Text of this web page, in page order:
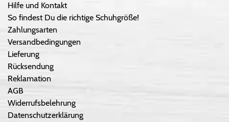
Hilfe und Kontakt
So findest Du die richtige Schuhgröße!
Zahlungsarten
Versandbedingungen
Lieferung
Rücksendung
Reklamation
AGB
Widerrufsbelehrung
Datenschutzerklärung